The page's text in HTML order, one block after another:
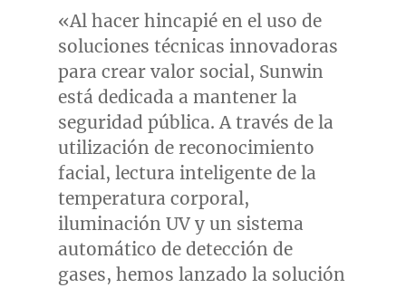
«Al hacer hincapié en el uso de
soluciones técnicas innovadoras
para crear valor social, Sunwin
está dedicada a mantener la
seguridad pública. A través de la
utilización de reconocimiento
facial, lectura inteligente de la
temperatura corporal,
iluminación UV y un sistema
automático de detección de
gases, hemos lanzado la solución